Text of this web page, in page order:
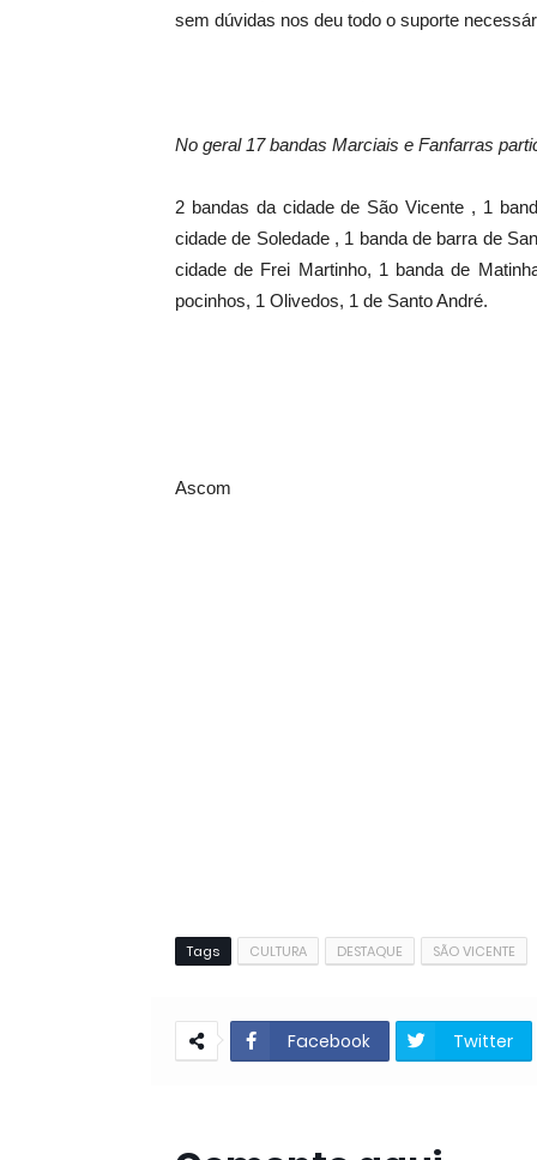
sem dúvidas nos deu todo o suporte
No geral 17 bandas Marciais e Fanfarras
2 bandas da cidade de São Vicente , 1
cidade de Soledade , 1 banda de barra de
cidade de Frei Martinho, 1 banda de
pocinhos, 1 Olivedos, 1 de Santo André.
Ascom
Tags CULTURA DESTAQUE SÃO VICENTE
Facebook Twitter